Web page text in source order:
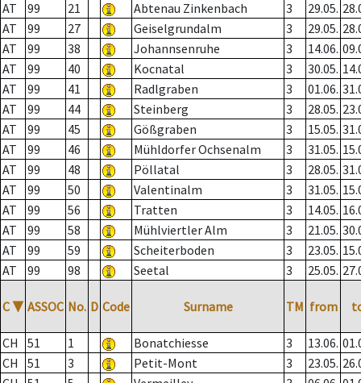
AT
99 21 Abtenau Zinkenbach 3 29.05.
AT
99 27 Geiselgrundalm 3 29.05.
AT
99 38 Johannsenruhe 3 14.06.
AT
99 40 Kocnatal 3 30.05.
AT
99 41 Radlgraben 3 01.06.
AT
99 44 Steinberg 3 28.05.
AT
99 45 Gößgraben 3 15.05.
AT
99 46 Mühldorfer Ochsenalm 3 31.05.
AT
99 48 Pöllatal 3 28.05.
AT
99 50 Valentinalm 3 31.05.
AT
99 56 Tratten 3 14.05.
AT
99 58 Mühlviertler Alm 3 21.05.
AT
99 59 Scheiterboden 3 23.05.
AT
99 98 Seetal 3 25.05.
C ▼ ASSOC No. D Code Surname TM from
CH 51 1 Bonatchiesse 3 13.06.
CH
51 3 Petit-Mont 3 23.05.